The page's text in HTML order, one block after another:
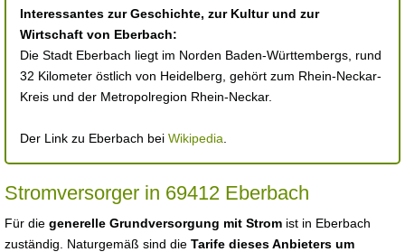
Interessantes zur Geschichte, zur Kultur und zur
Wirtschaft von Eberbach:
Die Stadt Eberbach liegt im Norden Baden-Württembergs, rund
32 Kilometer östlich von Heidelberg, gehört zum Rhein-Neckar-
Kreis und der Metropolregion Rhein-Neckar.
Der Link zu Eberbach bei Wikipedia
Stromversorger in 69412 Eberbach
Für die generelle Grundversorgung mit Strom ist in Eberbach
zuständig. Naturgemäß sind die Tarife dieses Anbieters um